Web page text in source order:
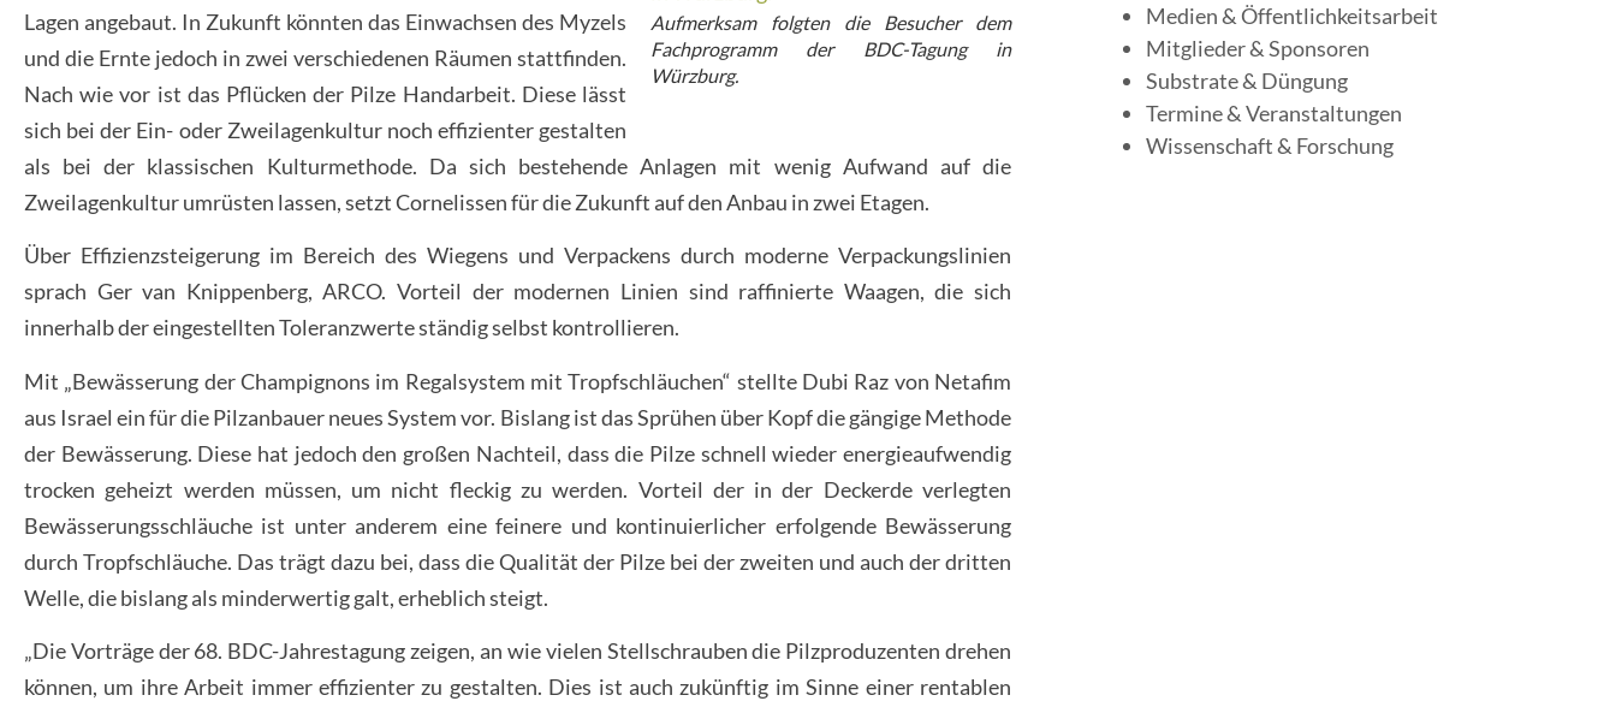
Aufmerksam folgten die Besucher dem
Fachprogramm der BDC-Tagung in
Würzburg.
Lagen angebaut. In Zukunft könnten das Einwachsen des Myzels
und die Ernte jedoch in zwei verschiedenen Räumen stattfinden.
Nach wie vor ist das Pflücken der Pilze Handarbeit. Diese lässt
sich bei der Ein- oder Zweilagenkultur noch effizienter gestalten
als bei der klassischen Kulturmethode. Da sich bestehende Anlagen mit wenig Aufwand auf die
Zweilagenkultur umrüsten lassen, setzt Cornelissen für die Zukunft auf den Anbau in zwei Etagen.
Über Effizienzsteigerung im Bereich des Wiegens und Verpackens durch moderne Verpackungslinien
sprach Ger van Knippenberg, ARCO. Vorteil der modernen Linien sind raffinierte Waagen, die sich
innerhalb der eingestellten Toleranzwerte ständig selbst kontrollieren.
Mit „Bewässerung der Champignons im Regalsystem mit Tropfschläuchen“ stellte Dubi Raz von Netafim
aus Israel ein für die Pilzanbauer neues System vor. Bislang ist das Sprühen über Kopf die gängige Methode
der Bewässerung. Diese hat jedoch den großen Nachteil, dass die Pilze schnell wieder energieaufwendig
trocken geheizt werden müssen, um nicht fleckig zu werden. Vorteil der in der Deckerde verlegten
Bewässerungsschläuche ist unter anderem eine feinere und kontinuierlicher erfolgende Bewässerung
durch Tropfschläuche. Das trägt dazu bei, dass die Qualität der Pilze bei der zweiten und auch der dritten
Welle, die bislang als minderwertig galt, erheblich steigt.
„Die Vorträge der 68. BDC-Jahrestagung zeigen, an wie vielen Stellschrauben die Pilzproduzenten drehen
können, um ihre Arbeit immer effizienter zu gestalten. Dies ist auch zukünftig im Sinne einer rentablen
Medien & Öffentlichkeitsarbeit
Mitglieder & Sponsoren
Substrate & Düngung
Termine & Veranstaltungen
Wissenschaft & Forschung